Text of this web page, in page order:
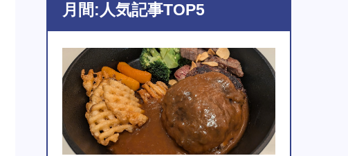
月間:人気記事TOP5